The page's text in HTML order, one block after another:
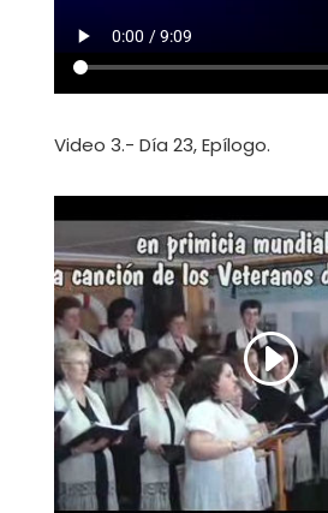
Video 3.- Día 23, Epílogo.